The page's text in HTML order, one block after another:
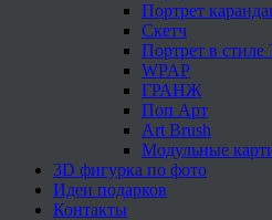
Портрет
Скетч
Портрет в стиле
WPAP
ГРАНЖ
Поп Арт
Art Brush
Модульные
3D фигурка по фото
Идеи подарков
Контакты